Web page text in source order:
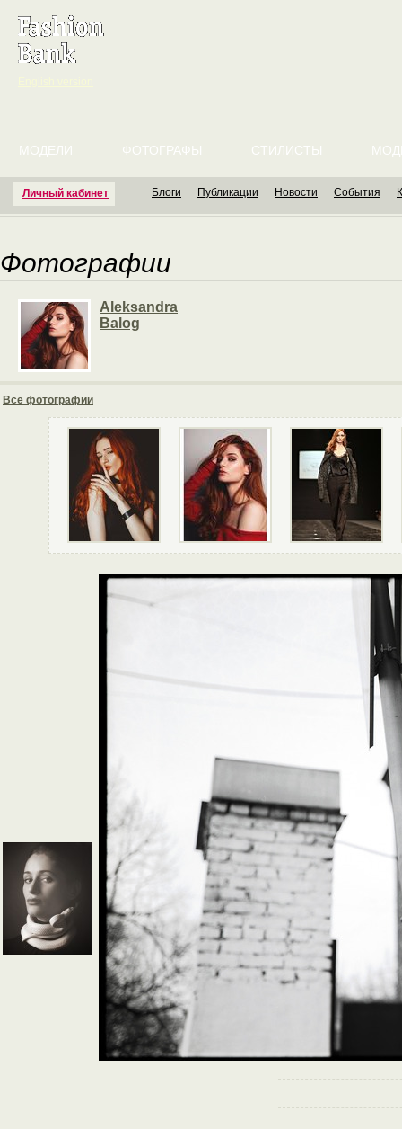
Личный кабинет
МОДЕЛИ ФОТОГРАФЫ СТИЛИСТЫ
Блоги Публикации Новости События
Фотографии
Aleksandra
Balog
Все фотографии